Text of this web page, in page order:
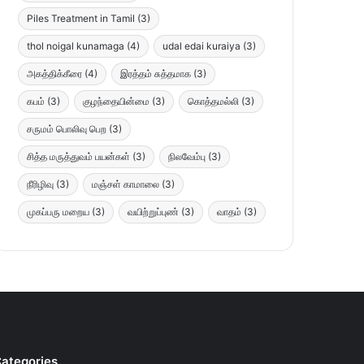
Piles Treatment in Tamil (3)
thol noigal kunamaga (4) udal edai kuraiya (3)
அகத்திக்கீரை (4) இரத்தம் சுத்தமாக (3)
கபம் (3) குழந்தையின்மை (3) கொத்தமல்லி (3)
சருமம் பொலிவு பெற (3)
சித்த மருத்துவம் பயன்கள் (3) நிலவேம்பு (3)
நீரிழிவு (3) மஞ்சள் காமாலை (3)
முகப்பரு மறைய (3) வயிற்றுப்புண் (3) வாதம் (3)